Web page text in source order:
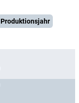
Produktionsjahr